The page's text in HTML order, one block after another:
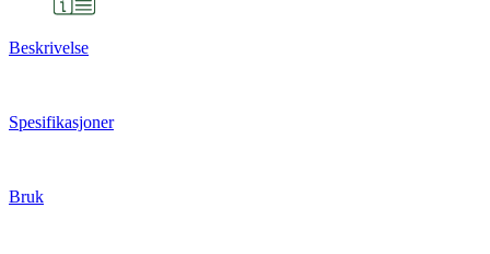
Beskrivelse
Spesifikasjoner
Bruk